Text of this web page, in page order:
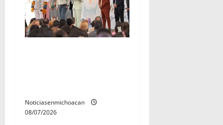
Noticiasenmichoacan
08/07/2026